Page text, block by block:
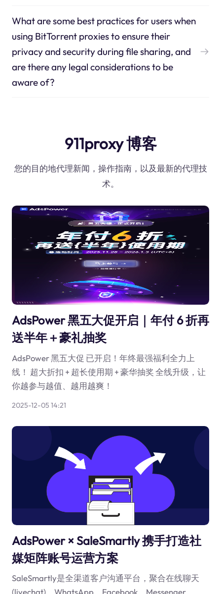
What are some best practices for users when
using BitTorrent proxies to ensure their
privacy and security during file sharing, and
are there any legal considerations to be
aware of?
911proxy 博客
您的目的地代理新闻，操作指南，以及最新的代理技
术。
AdsPower 黑五大促开启｜年付 6 折再
送半年＋豪礼抽奖
AdsPower 黑五大促 已开启！年终最强福利全力上
线！ 超大折扣 + 超长使用期 + 豪华抽奖 全线升级，让
你越参与越值、越用越爽！
2025-12-05 14:21
AdsPower × SaleSmartly 携手打造社
媒矩阵账号运营方案
SaleSmartly是全渠道客户沟通平台，聚合在线聊天